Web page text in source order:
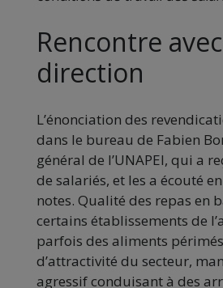
Rencontre
direction
L’énonciation des
dans le bureau de Fabien
général de l’UNAPEI, qui a
de salariés, et les a écouté
notes. Qualité des repas en
certains établissements de
parfois des aliments
d’attractivité du secteur,
agressif conduisant à des